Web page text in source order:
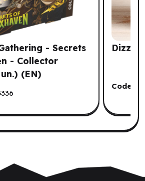
- Secrets
- Collector
(EN)
Dizzy
Code :